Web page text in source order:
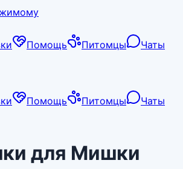
Помощь Питомцы
Чаты
Помощь Питомцы
Чаты
для Мишки